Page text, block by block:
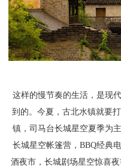
这样的慢节奏的生活，是现
到的。今夏，古北水镇就要
镇，司马台长城星空夏季为
长城星空帐篷营，BBQ经典
酒夜市，长城剧场星空惊喜